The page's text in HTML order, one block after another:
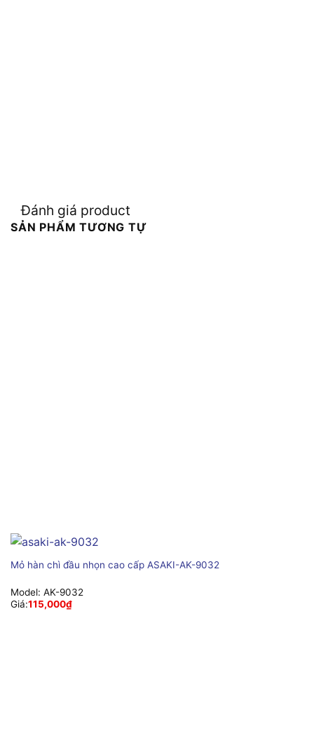
Đánh giá product
SẢN PHẨM TƯƠNG TỰ
Mỏ hàn chì đầu nhọn cao cấp ASAKI-AK-9032
Model: AK-9032
Giá:115,000₫